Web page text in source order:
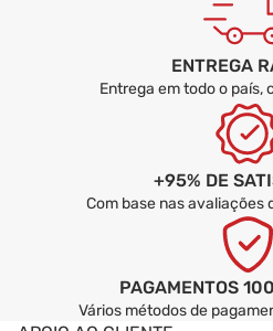
ENTREGA
Entrega em todo o país,
+95% DE
Com base nas avaliações
PAGAMENTOS
Vários métodos de